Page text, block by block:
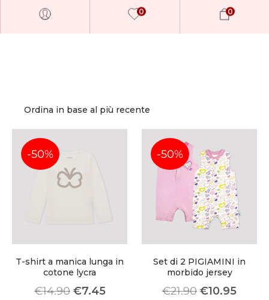
Millions of people around the world
visit Envato to buy and sell creative
assets, use smart design templates,
marketplace paired with an unlimited
subscription service, Envato helps
creatives like you get projects done
0 0
-50%
T-shirt a manica lunga in
cotone lycra
€14.90 €7.45
-50%
Set di 2 PIGIAMINI in
morbido jersey
€21.90 €10.95